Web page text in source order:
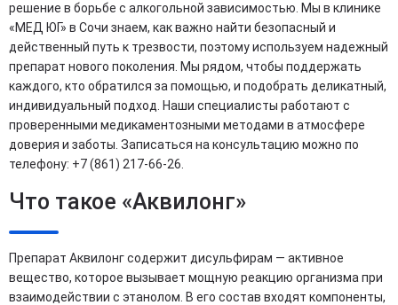
решение в борьбе с алкогольной зависимостью. Мы в клинике
«МЕД ЮГ» в Сочи знаем, как важно найти безопасный и
действенный путь к трезвости, поэтому используем надежный
препарат нового поколения. Мы рядом, чтобы поддержать
каждого, кто обратился за помощью, и подобрать деликатный,
индивидуальный подход. Наши специалисты работают с
проверенными медикаментозными методами в атмосфере
доверия и заботы. Записаться на консультацию можно по
телефону: +7 (861) 217-66-26.
Что такое «Аквилонг»
Препарат Аквилонг содержит дисульфирам — активное
вещество, которое вызывает мощную реакцию организма при
взаимодействии с этанолом. В его состав входят компоненты,